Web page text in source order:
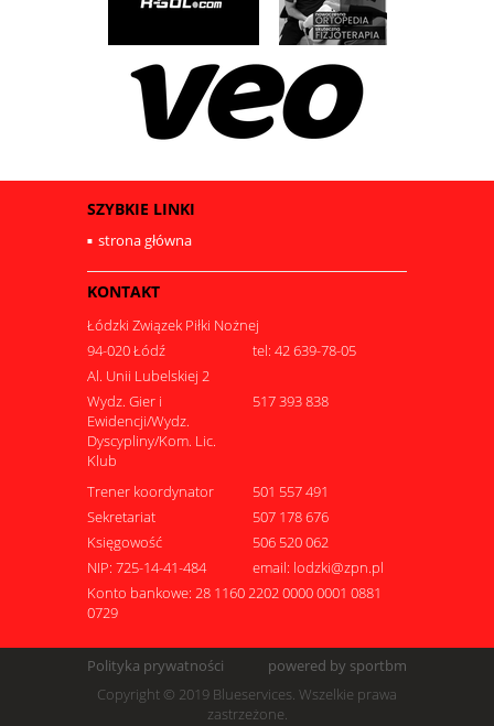
SZYBKIE LINKI
strona główna
KONTAKT
Łódzki Związek Piłki Nożnej
94-020 Łódź
tel: 42 639-78-05
Al. Unii Lubelskiej 2
Wydz. Gier i
Ewidencji/Wydz.
Dyscypliny/Kom. Lic.
Klub
517 393 838
Trener koordynator
501 557 491
Sekretariat
507 178 676
Księgowość
506 520 062
NIP: 725-14-41-484
email: lodzki@zpn.pl
Konto bankowe: 28 1160 2202 0000 0001 0881
0729
Polityka prywatności
powered by sportbm
Copyright © 2019 Blueservices. Wszelkie prawa
zastrzeżone.